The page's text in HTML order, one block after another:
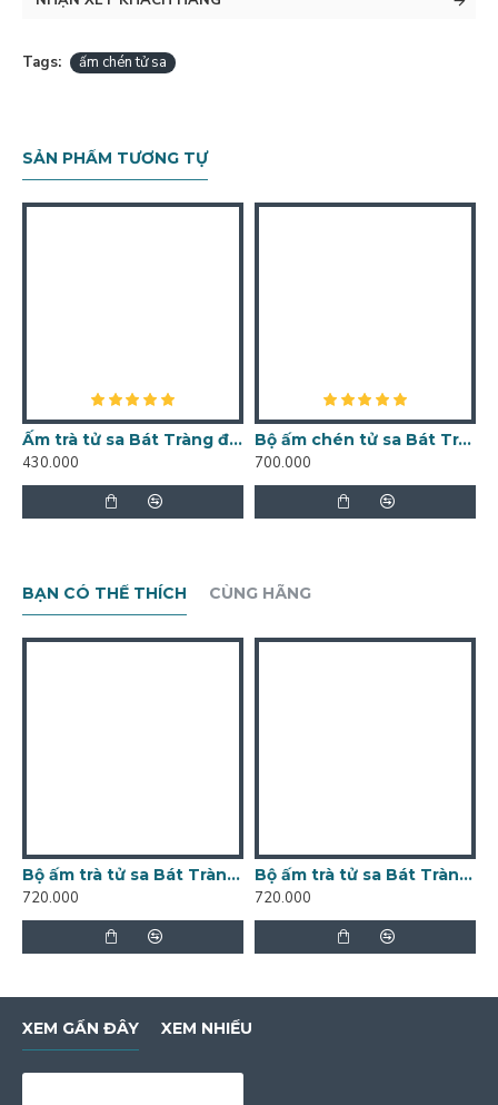
Tags: ấm chén tử sa
SẢN PHẨM TƯƠNG TỰ
Ấm trà tử sa Bát Tràng đắp nổi hoa phù dung đỏ đen AC46
430.000
Bộ ấm chén tử sa Bát Tràng đắp nổi Trường Thọ Đại AC50
700.000
BẠN CÓ THỂ THÍCH CÙNG HÃNG
Bộ ấm trà tử sa Bát Tràng Trống Đồng màu rêu chén lòng gốm AC87C
720.000
Bộ ấm trà tử sa Bát Tràng Trống Đồng màu rêu chén lòng xanh AC87B
720.000
XEM GẦN ĐÂY XEM NHIỀU